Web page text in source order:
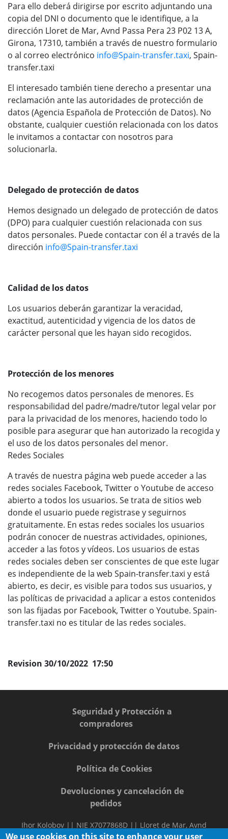
Para ello deberá dirigirse por escrito adjuntando una
copia del DNI o documento que le identifique, a la
dirección Lloret de Mar, Avnd Passa Pera 23 P02 13 A,
Girona, 17310, también a través de nuestro formulario
o al correo electrónico info@Spain-transfer.taxi, Spain-
transfer.taxi
El interesado también tiene derecho a presentar una
reclamación ante las autoridades de protección de
datos (Agencia Española de Protección de Datos). No
obstante, cualquier cuestión relacionada con los datos
le invitamos a contactar con nosotros para
solucionarla.
Delegado de protección de datos
Hemos designado un delegado de protección de datos
(DPO) para cualquier cuestión relacionada con sus
datos personales. Puede contactar con él a través de la
dirección info@Spain-transfer.taxi
Calidad de los datos
Los usuarios deberán garantizar la veracidad,
exactitud, autenticidad y vigencia de los datos de
carácter personal que les hayan sido recogidos.
Protección de los menores
No recogemos datos personales de menores. Es
responsabilidad del padre/madre/tutor legal velar por
para la privacidad de los menores, haciendo todo lo
posible para asegurar que han autorizado la recogida y
el uso de los datos personales del menor.
Redes Sociales
A través de nuestra página web puede acceder a las
redes sociales Facebook, Twitter o Youtube de acceso
abierto a todos los usuarios. Se trata de sitios web
donde el usuario puede registrase y seguirnos
gratuitamente. En estas redes sociales los usuarios
podrán conocer de nuestras actividades, opiniones,
acceder a las fotos y vídeos. Los usuarios de estas
redes sociales deben ser conscientes de que este lugar
es independiente de la web Spain-transfer.taxi y está
abierto, es decir, es visible para todos sus usuarios, y
las políticas de privacidad a aplicar a estos contenidos
son las fijadas por Facebook, Twitter o Youtube. Spain-
transfer.taxi no es titular de las redes sociales.
Revision 30/10/2022 17:50
Seguridad y Protección a
compradores
Privacidad y protección de datos
Política de Cookies
Devoluciones y cancelación de
pedidos
Ihor Kolobov || NIE X7077868D || Lloret de Mar, Avnd
Passa Pera 23 P02 13 A, Girona, 17310 || 2022 © Spain-
We use cookies on this site to enhance your user